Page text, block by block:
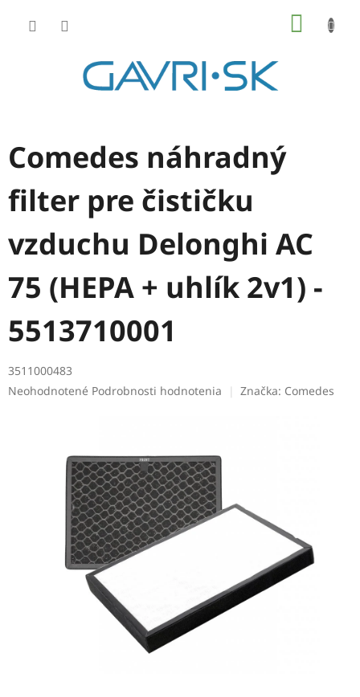
Comedes náhradný
filter pre čističku
vzduchu Delonghi AC
75 (HEPA + uhlík 2v1) -
5513710001
3511000483
Priemerné
Neohodnotené Podrobnosti hodnotenia Značka: Comedes